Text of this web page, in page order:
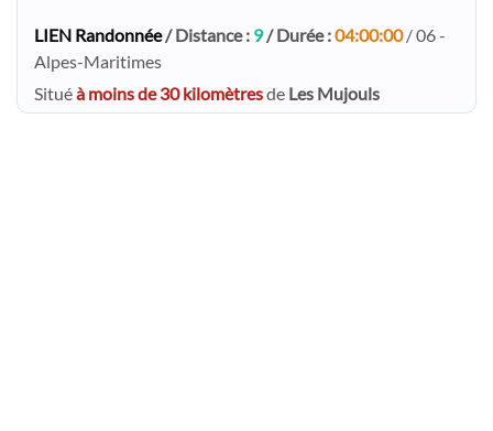
LIEN Randonnée/ Distance : 9/ Durée :04:00:00/ 06 -
Alpes-Maritimes
Situéà moins de 30 kilomètresde Les Mujouls